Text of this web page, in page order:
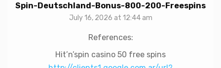
Spin-Deutschland-Bonus-800-200-Freespins
July 16, 2026 at 12:44 am
References:
Hit’n’spin casino 50 free spins